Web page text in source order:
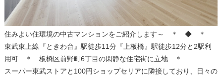
住みよい住環境の中古マンションをご紹介します～ ＊ ◆ ＊
東武東上線『ときわ台』駅徒歩11分『上板橋』駅徒歩12分と2駅利
用可 ＊ 板橋区前野町6丁目の閑静な住宅街に立地 ＊
スーパー東武ストアと100円ショップセリアに隣接しており、日々の